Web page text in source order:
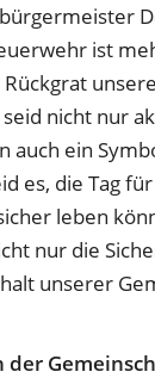
ist
nicht nur
auch ein
es, die Tag
leben
nur die
unserer
der